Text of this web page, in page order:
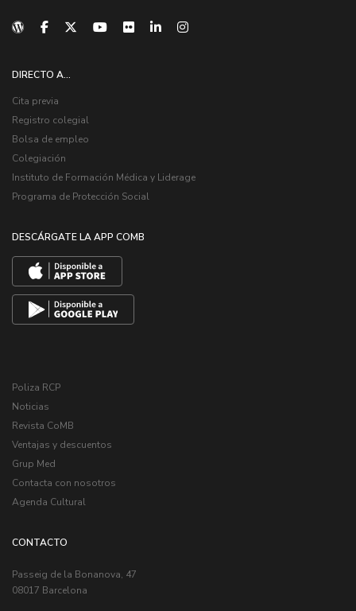
DIRECTO A...
Cita previa
Registro colegial
Bolsa de empleo
Colegiación
Instituto de Formación Médica y Liderage
Programa de Protección Social
DESCÁRGATE LA APP COMB
Poliza RCP
Noticias
Revista CoMB
Ventajas y descuentos
Grup Med
Contacta con nosotros
Agenda Cultural
CONTACTO
Passeig de la Bonanova, 47
08017 Barcelona